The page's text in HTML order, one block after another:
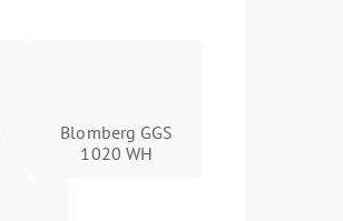
Blomberg GGS
1020 WH